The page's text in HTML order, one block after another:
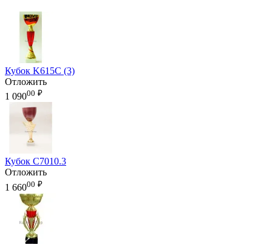
Кубок K615C (3)
Отложить
1 09000 ₽
Кубок C7010.3
Отложить
1 66000 ₽